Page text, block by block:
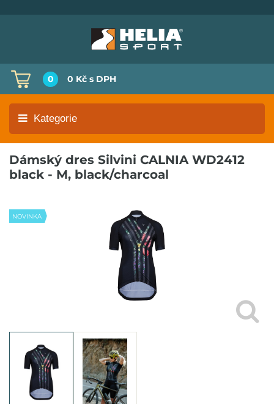
0 0 Kč s DPH
Kategorie
Dámský dres Silvini CALNIA WD2412
black - M, black/charcoal
NOVINKA